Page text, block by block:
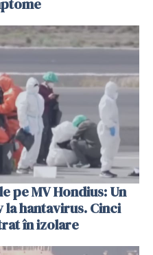
pe MV Hondius: Un
hantavirus. Cinci
în izolare